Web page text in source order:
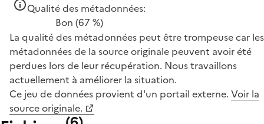
Qualité des métadonnées:
Bon (67 %)
La qualité des métadonnées peut être trompeuse car les
métadonnées de la source originale peuvent avoir été
perdues lors de leur récupération. Nous travaillons
actuellement à améliorer la situation.
Ce jeu de données provient d'un portail externe. Voir la
source originale.